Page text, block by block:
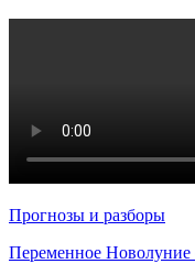
Прогнозы и разборы
Переменное Новолуние